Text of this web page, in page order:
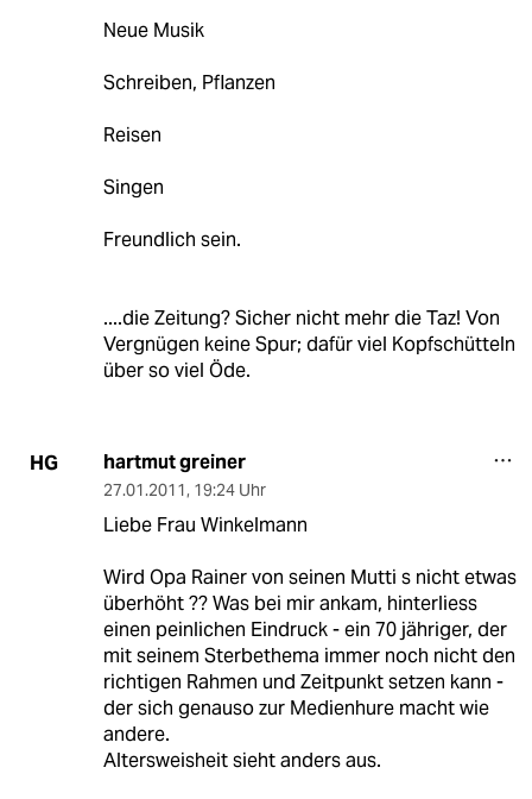
Neue Musik
Schreiben, Pflanzen
Reisen
Singen
Freundlich sein.
....die Zeitung? Sicher nicht mehr die Taz! Von
Vergnügen keine Spur; dafür viel Kopfschütteln
über so viel Öde.
HG hartmut greiner
27.01.2011, 19:24 Uhr
Liebe Frau Winkelmann
Wird Opa Rainer von seinen Mutti s nicht etwas
überhöht ?? Was bei mir ankam, hinterliess
einen peinlichen Eindruck - ein 70 jähriger, der
mit seinem Sterbethema immer noch nicht den
richtigen Rahmen und Zeitpunkt setzen kann -
der sich genauso zur Medienhure macht wie
andere.
Altersweisheit sieht anders aus.